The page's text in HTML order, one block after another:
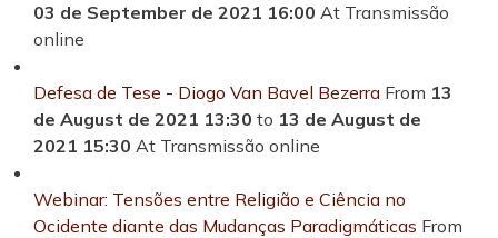
03 de September de 2021 16:00 At Transmissão
online
Defesa de Tese - Diogo Van Bavel Bezerra From 13
de August de 2021 13:30 to 13 de August de
2021 15:30 At Transmissão online
Webinar: Tensões entre Religião e Ciência no
Ocidente diante das Mudanças Paradigmáticas From